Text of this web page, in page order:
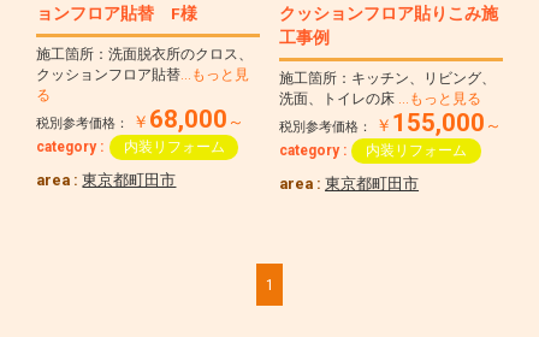
ョンフロア貼替 F様
施工箇所：洗面脱衣所のクロス、
クッションフロア貼替 …もっと見
る
税別参考価格： ￥ 68,000 ～
category : 内装リフォーム
area :東京都町田市
クッションフロア貼りこみ施
工事例
施工箇所：キッチン、リビング、
洗面、トイレの床
…もっと見る
税別参考価格： ￥ 155,000 ～
category : 内装リフォーム
area :東京都町田市
1